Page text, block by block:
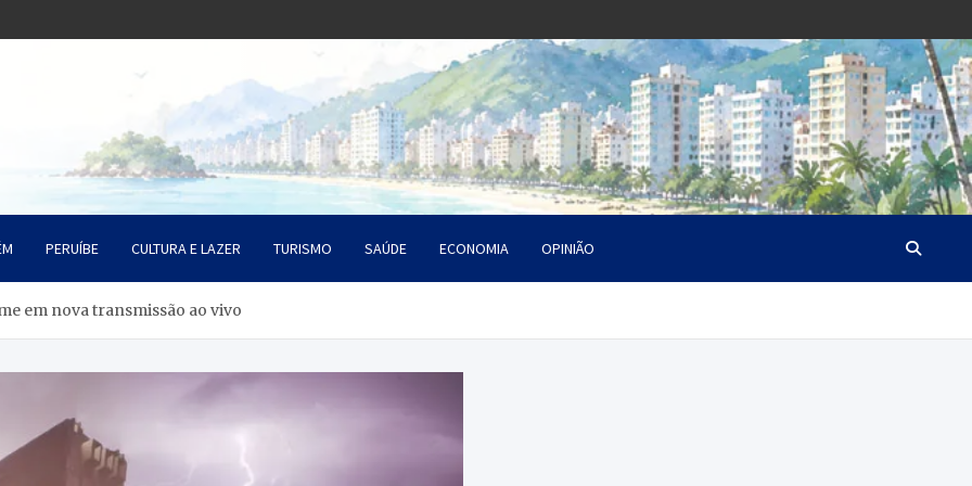
Litoral SP
PERUÍBE CULTURA E LAZER TURISMO SAÚDE ECONOMIA OPINIÃO
em nova transmissão ao vivo